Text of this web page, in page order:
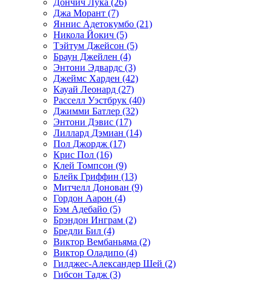
Джа Морант (7)
Яннис Адетокумбо (21)
Никола Йокич (5)
Тэйтум Джейсон (5)
Браун Джейлен (4)
Энтони Эдвардс (3)
Джеймс Харден (42)
Кауай Леонард (27)
Расселл Уэстбрук (40)
Джимми Батлер (32)
Энтони Дэвис (17)
Лиллард Дэмиан (14)
Пол Джордж (17)
Крис Пол (16)
Клей Томпсон (9)
Блейк Гриффин (13)
Митчелл Донован (9)
Гордон Аарон (4)
Бэм Адебайо (5)
Брэндон Инграм (2)
Бредли Бил (4)
Виктор Вембаньяма (2)
Виктор Оладипо (4)
Гилджес-Александер Шей (2)
Гибсон Тадж (3)